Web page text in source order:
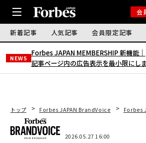
会
新着記事 人気記事 会員限定記事
NEWS
Forbes JAPAN MEMBERSHIP 新機能｜
記事ページ内の広告表示を最小限にし
トップ Forbes JAPAN BrandVoice Forbes
2026.05.27 16:00